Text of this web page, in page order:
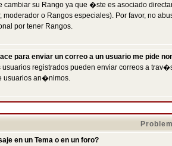
cambiar su Rango ya que �ste es asociado
moderador o Rangos especiales). Por favor, no
por tener Rangos.
para enviar un correo a un usuario me pide
registrados pueden enviar correos a
usuarios an�nimos.
en un Tema o en un foro?